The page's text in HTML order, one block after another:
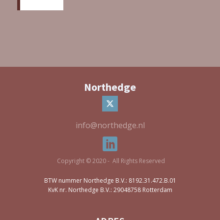
Northedge
info@northedge.nl
Copyright © 2020 - All Rights Reserved
BTW nummer Northedge B.V.: 8192.31.472.B.01
KvK nr. Northedge B.V.: 29048758 Rotterdam